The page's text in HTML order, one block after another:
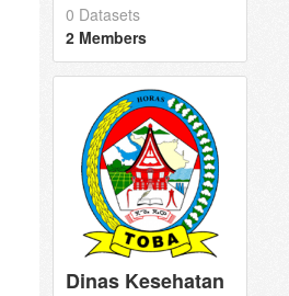
0 Datasets
2 Members
Dinas Kesehatan